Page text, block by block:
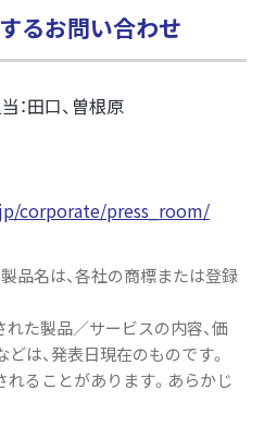
るお問い合わせ
田口、曽根原
corporate/press_room/
品名は、各社の商標または登録
た製品／サービスの内容、価
どは、発表日現在のものです。
ることがあります。あらかじ